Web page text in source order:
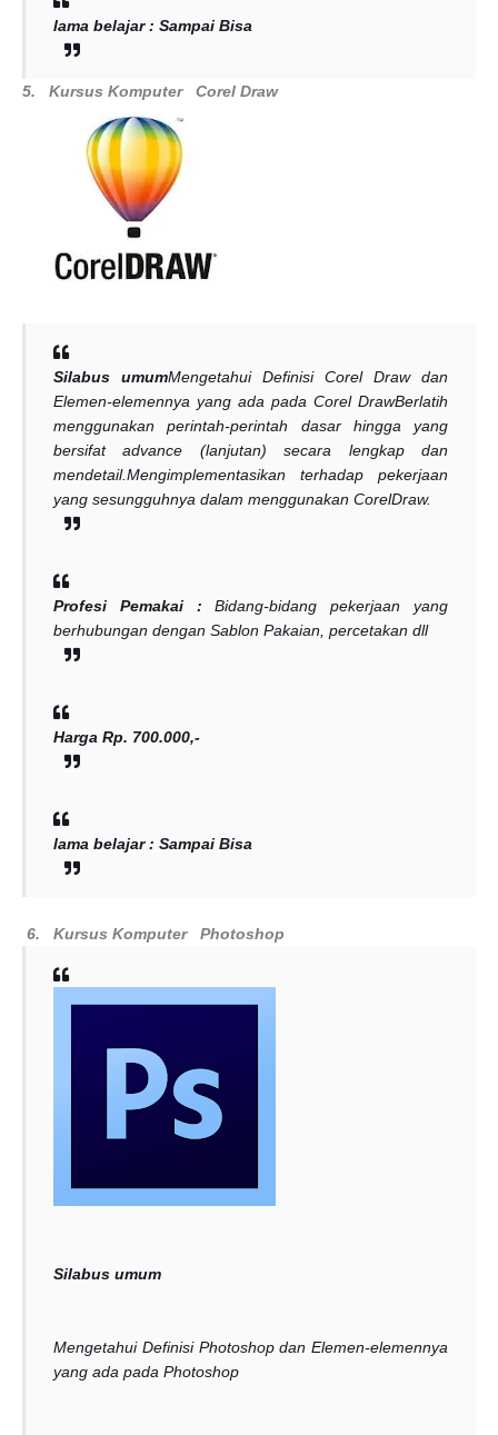
lama belajar : Sampai Bisa
5. Kursus Komputer Corel Draw
Silabus umumMengetahui Definisi Corel Draw dan
Elemen-elemennya yang ada pada Corel DrawBerlatih
menggunakan perintah-perintah dasar hingga yang
bersifat advance (lanjutan) secara lengkap dan
mendetail.Mengimplementasikan terhadap pekerjaan
yang sesungguhnya dalam menggunakan CorelDraw.
Profesi Pemakai : Bidang-bidang pekerjaan yang
berhubungan dengan Sablon Pakaian, percetakan dll
Harga Rp. 700.000,-
lama belajar : Sampai Bisa
6. Kursus Komputer Photoshop
Silabus umum
Mengetahui Definisi Photoshop dan Elemen-elemennya
yang ada pada Photoshop